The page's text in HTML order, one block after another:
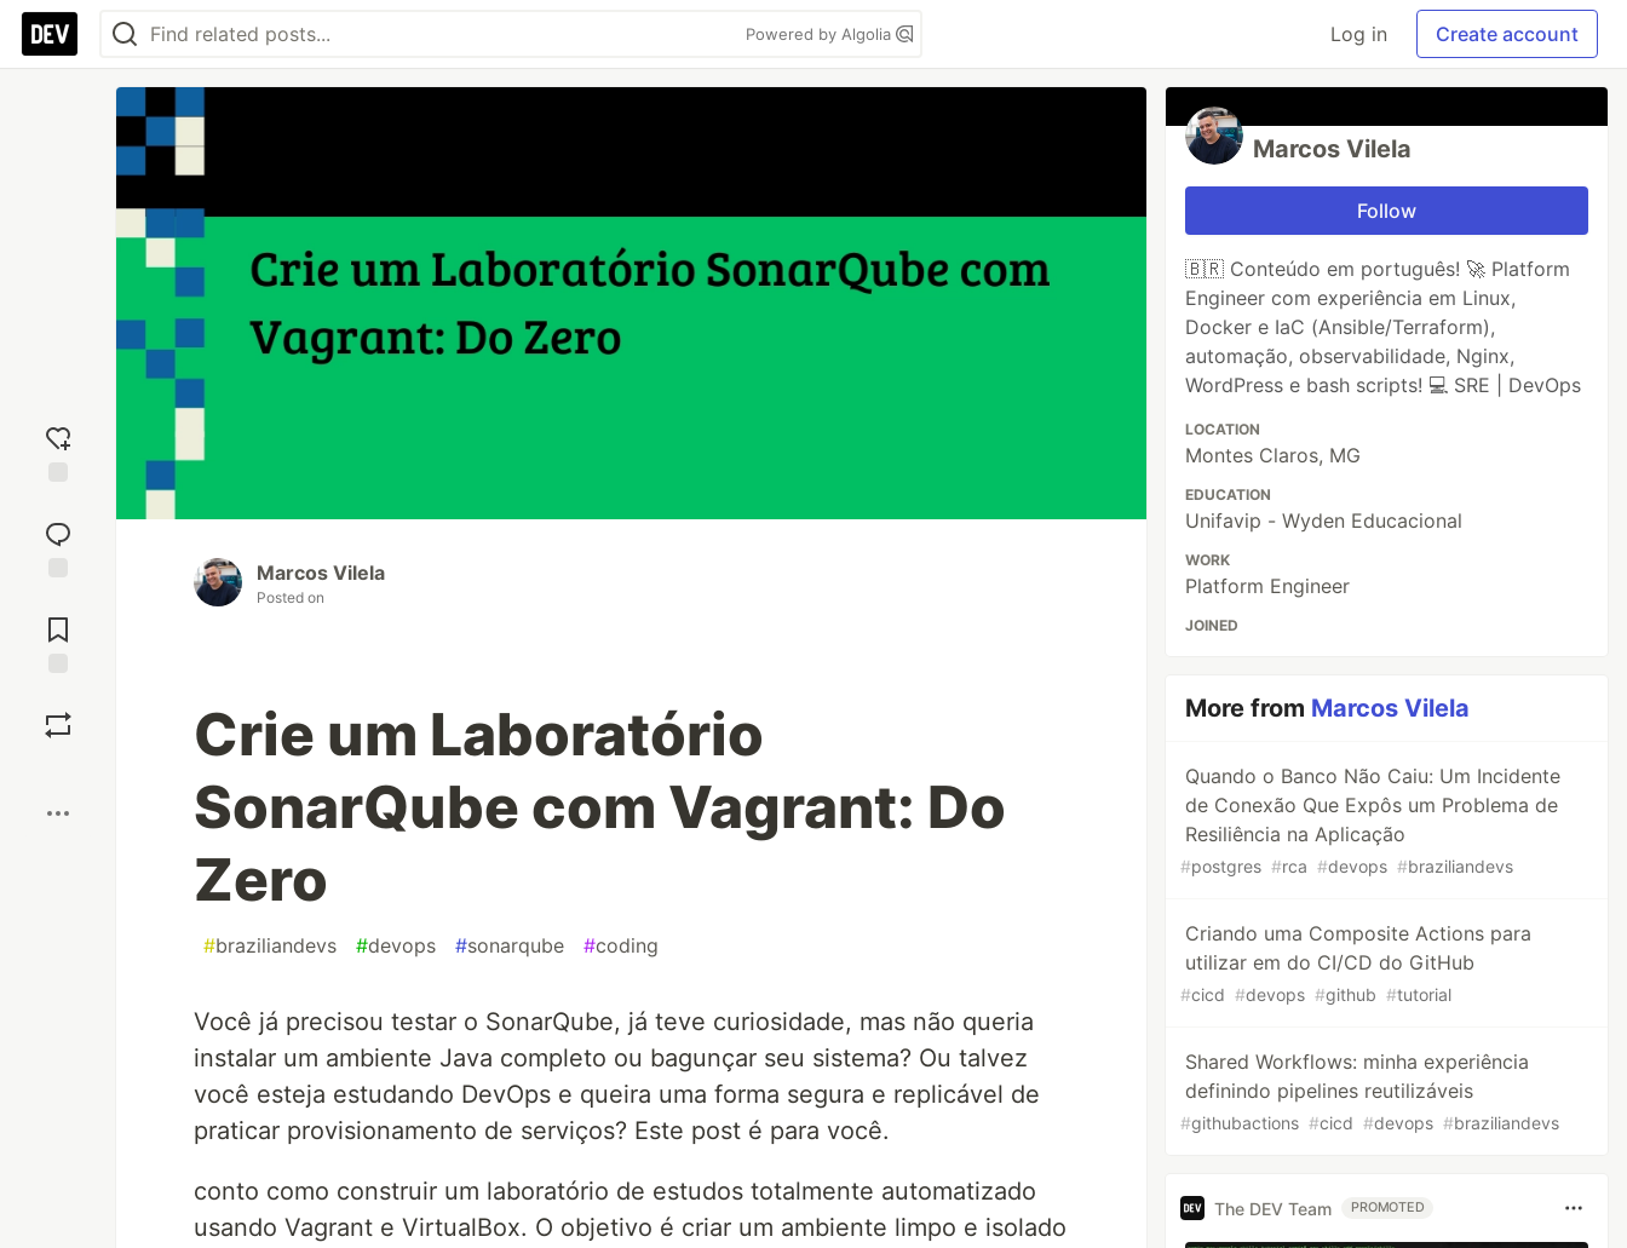
Powered by Algolia Log in Create account
reaction
Comments
Marcos Vilela
Posted on
Crie um Laboratório
SonarQube com Vagrant: Do
Zero
#braziliandevs #devops #sonarqube #coding
Você já precisou testar o SonarQube, já teve curiosidade, mas não queria
instalar um ambiente Java completo ou bagunçar seu sistema? Ou talvez
você esteja estudando DevOps e queira uma forma segura e replicável de
praticar provisionamento de serviços? Este post é para você.
conto como construir um laboratório de estudos totalmente automatizado
usando Vagrant e VirtualBox. O objetivo é criar um ambiente limpo e isolado
Marcos Vilela
Follow
🇧🇷 Conteúdo em português! 🚀 Platform
Engineer com experiência em Linux,
Docker e IaC (Ansible/Terraform),
automação, observabilidade, Nginx,
WordPress e bash scripts! 💻 SRE | DevOps
LOCATION
Montes Claros, MG
EDUCATION
Unifavip - Wyden Educacional
WORK
Platform Engineer
JOINED
More from Marcos Vilela
Quando o Banco Não Caiu: Um Incidente
de Conexão Que Expôs um Problema de
Resiliência na Aplicação
#postgres #rca #devops #braziliandevs
Criando uma Composite Actions para
utilizar em do CI/CD do GitHub
#cicd #devops #github #tutorial
Shared Workflows: minha experiência
definindo pipelines reutilizáveis
#githubactions #cicd #devops #braziliandevs
The DEV Team PROMOTED